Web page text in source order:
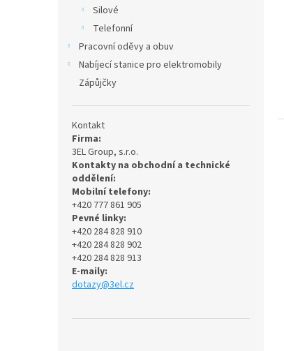
Silové
Telefonní
Pracovní oděvy a obuv
Nabíjecí stanice pro elektromobily
Zápůjčky
Kontakt
Firma:
3EL Group, s.r.o.
Kontakty na obchodní a technické
oddělení:
Mobilní telefony:
+420 777 861 905
Pevné linky:
+420 284 828 910
+420 284 828 902
+420 284 828 913
E-maily:
dotazy@3el.cz